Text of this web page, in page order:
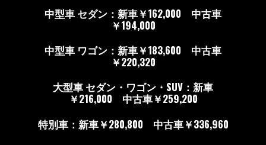
中型車 セダン：新車￥162,000 中古車
￥194,000
中型車 ワゴン：新車￥183,600 中古車
￥220,320
大型車 セダン・ワゴン・SUV：新車
￥216,000 中古車￥259,200
特別車：新車￥280,800 中古車￥336,960